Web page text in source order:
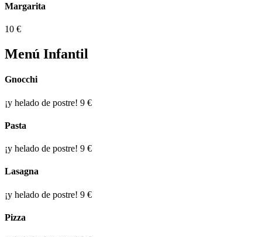
Margarita
10 €
Menú Infantil
Gnocchi
¡y helado de postre! 9 €
Pasta
¡y helado de postre! 9 €
Lasagna
¡y helado de postre! 9 €
Pizza